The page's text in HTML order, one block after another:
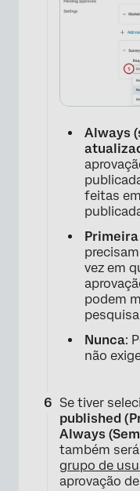
Always
feitas
vez em
podem
Nunca:
não
Se tiver
published
Always
também
grupo de
aprovação